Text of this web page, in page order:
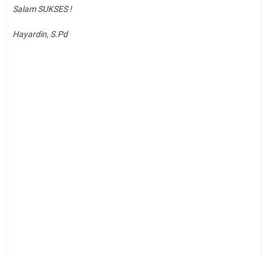
Salam SUKSES !
Hayardin, S.Pd